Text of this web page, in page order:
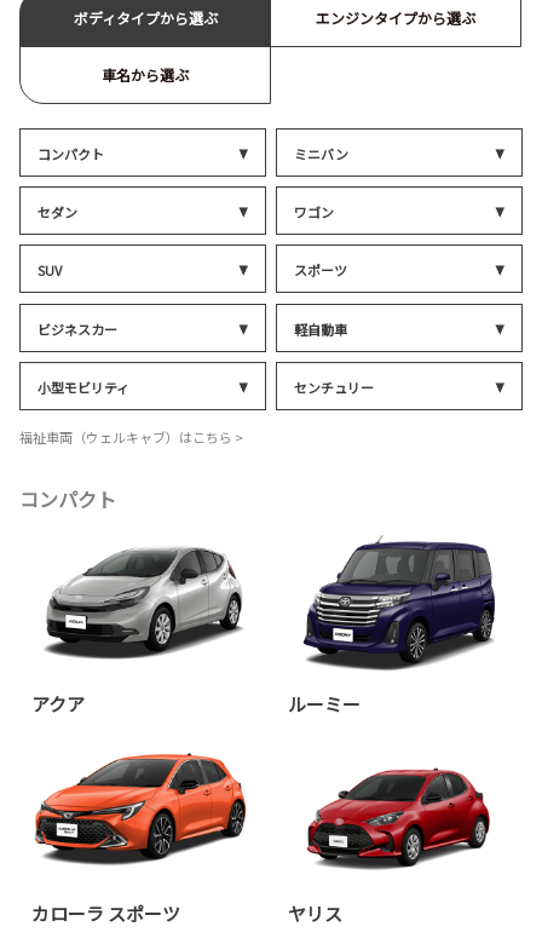
ボディタイプから選ぶ エンジンタイプから選ぶ
車名から選ぶ
コンパクト ミニバン
セダン ワゴン
SUV スポーツ
ビジネスカー 軽自動車
小型モビリティ センチュリー
福祉車両（ウェルキャブ）はこちら >
コンパクト
アクア ルーミー
カローラ スポーツ ヤリス